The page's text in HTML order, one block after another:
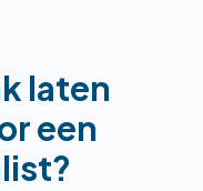
laten
een